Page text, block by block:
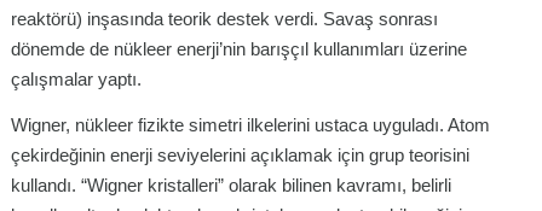
reaktörü) inşasında teorik destek verdi. Savaş sonrası
dönemde de nükleer enerji’nin barışçıl kullanımları üzerine
çalışmalar yaptı.
Wigner, nükleer fizikte simetri ilkelerini ustaca uyguladı. Atom
çekirdeğinin enerji seviyelerini açıklamak için grup teorisini
kullandı. “Wigner kristalleri” olarak bilinen kavramı, belirli